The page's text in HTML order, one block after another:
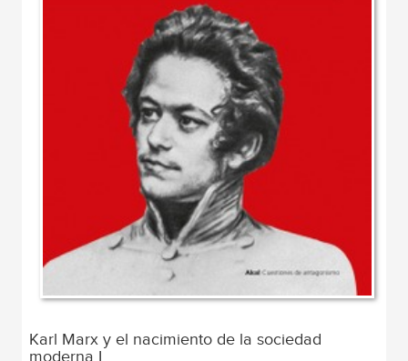
Karl Marx y el nacimiento de la sociedad
moderna I